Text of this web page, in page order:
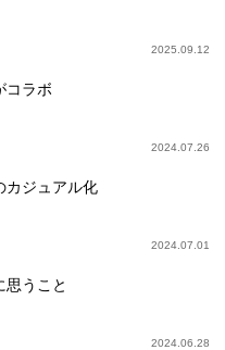
2025.09.12
コラボ
2024.07.26
カジュアル化
2024.07.01
思うこと
2024.06.28